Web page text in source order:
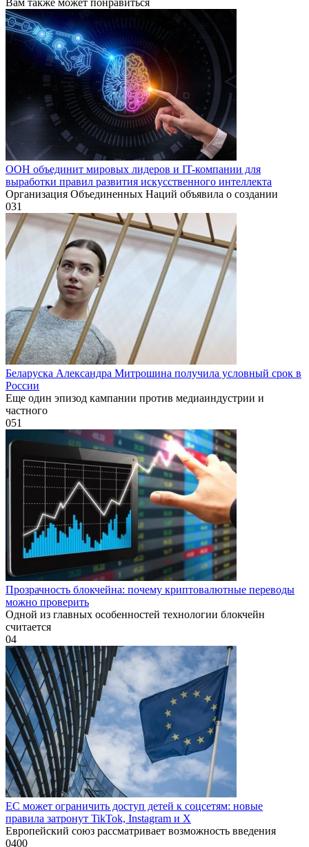
Вам также может понравиться
ООН объединит мировых лидеров и IT-компании для
выработки правил развития искусственного интеллекта
Организация Объединенных Наций объявила о создании
031
Беларуска Александра Митрошина получила условный срок в
России
Еще один эпизод кампании против медиаиндустрии и
частного
051
Прозрачность блокчейна: почему криптовалютные переводы
можно проверить
Одной из главных особенностей технологии блокчейн
считается
04
ЕС может ограничить доступ детей к соцсетям: новые
правила затронут TikTok, Instagram и X
Европейский союз рассматривает возможность введения
0400